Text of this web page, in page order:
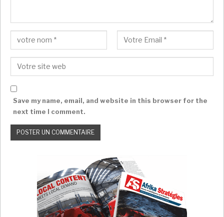
Save my name, email, and website in this browser for the
next time I comment.